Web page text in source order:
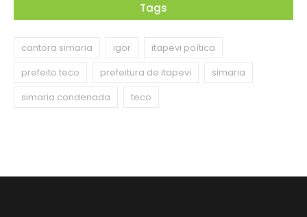
Tags
cantora simaria igor
itapevi poítica
prefeito teco
prefeitura de itapevi
simaria
simaria condenada
teco